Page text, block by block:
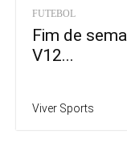
FUTEBOL
Fim de
V12...
Viver Sports